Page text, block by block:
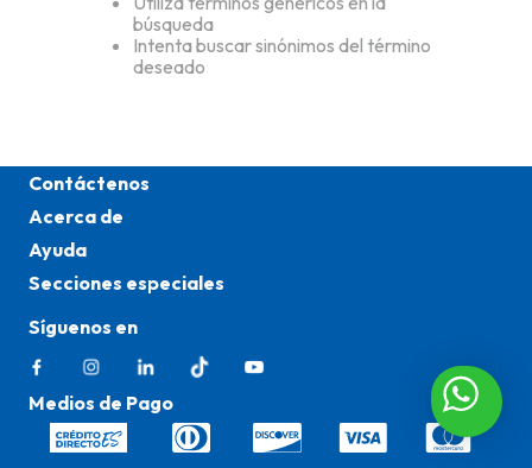
búsqueda
Intenta buscar sinónimos del término
deseado
Contáctenos
Acerca de
Ayuda
Secciones especiales
Síguenos en
Medios de Pago